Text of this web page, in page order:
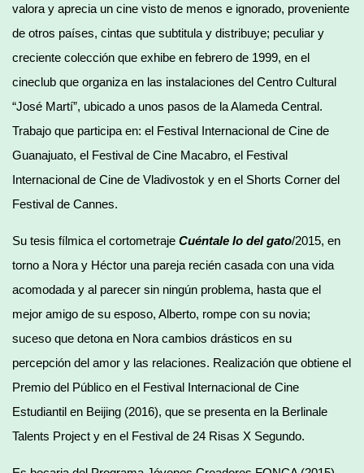
valora y aprecia un cine visto de menos e ignorado, proveniente
de otros países, cintas que subtitula y distribuye; peculiar y
creciente colección que exhibe en febrero de 1999, en el
cineclub que organiza en las instalaciones del Centro Cultural
“José Martí”, ubicado a unos pasos de la Alameda Central.
Trabajo que participa en: el Festival Internacional de Cine de
Guanajuato, el Festival de Cine Macabro, el Festival
Internacional de Cine de Vladivostok y en el Shorts Corner del
Festival de Cannes.
Su tesis fílmica el cortometraje Cuéntale lo del gato/2015, en
torno a Nora y Héctor una pareja recién casada con una vida
acomodada y al parecer sin ningún problema, hasta que el
mejor amigo de su esposo, Alberto, rompe con su novia;
suceso que detona en Nora cambios drásticos en su
percepción del amor y las relaciones. Realización que obtiene el
Premio del Público en el Festival Internacional de Cine
Estudiantil en Beijing (2016), que se presenta en la Berlinale
Talents Project y en el Festival de 24 Risas X Segundo.